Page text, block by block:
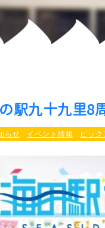
駅九十九里8
らせ イベント情報 ピッ